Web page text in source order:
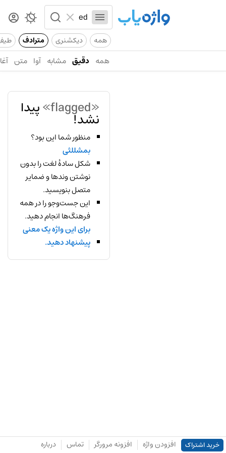
همه دیکشنری مترادف
همه دقیق مشابه آوا متن
«flagged» پیدا
نشد!
منظور شما این بود؟
بمشللثی
شکل سادهٔ لغت را بدون
نوشتن وندها و ضمایر
متصل بنویسید.
این جست‌وجو را در همه
فرهنگ‌ها انجام دهید.
برای این واژه یک معنی
پیشنهاد دهید.
خرید اشتراک افزودن واژه افزونه مرورگر تماس درباره